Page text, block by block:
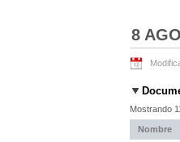
8
Mostrando
Nombre